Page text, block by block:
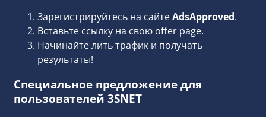
Зарегистрируйтесь на сайтеAdsApproved.
Вставьте ссылку на свою offer page.
Начинайте лить трафик и получать
результаты!
Специальное предложение для
пользователей 3SNET